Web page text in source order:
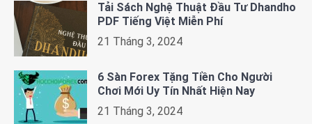
Tải Sách Nghệ Thuật Đầu Tư Dhandho
PDF Tiếng Việt Miễn Phí
21 Tháng 3, 2024
6 Sàn Forex Tặng Tiền Cho Người
Chơi Mới Uy Tín Nhất Hiện Nay
21 Tháng 3, 2024